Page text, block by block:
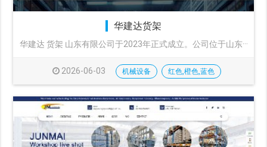
华建达货架
华建达 货架 山东有限公司于2023年正式成立。公司位于山东···
2026-06-03 机械设备 红色,橙色,蓝色